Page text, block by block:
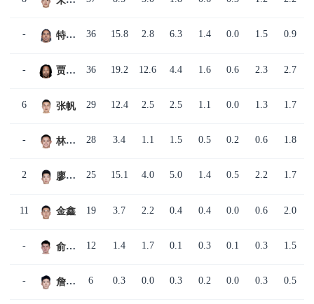
- 特拉维斯·特莱斯 36 15.8 2.8 6.3 1.4 0.0 1.5 0.9
- 贾里德·萨林杰 36 19.2 12.6 4.4 1.6 0.6 2.3 2.7
6 张帆 29 12.4 2.5 2.5 1.1 0.0 1.3 1.7
- 林彦廷 28 3.4 1.1 1.5 0.5 0.2 0.6 1.8
2 廖三宁 25 15.1 4.0 5.0 1.4 0.5 2.2 1.7
11 金鑫 19 3.7 2.2 0.4 0.4 0.0 0.6 2.0
- 俞长栋 12 1.4 1.7 0.1 0.3 0.1 0.3 1.5
- 詹理为 6 0.3 0.0 0.3 0.2 0.0 0.3 0.5